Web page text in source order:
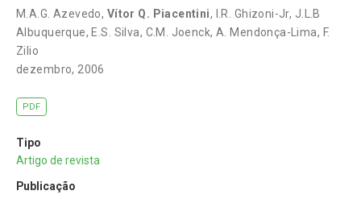
M.A.G. Azevedo, Vítor Q. Piacentini, I.R. Ghizoni-Jr, J.L.B
Albuquerque, E.S. Silva, C.M. Joenck, A. Mendonça-Lima, F.
Zilio
dezembro, 2006
PDF
Tipo
Artigo de revista
Publicação